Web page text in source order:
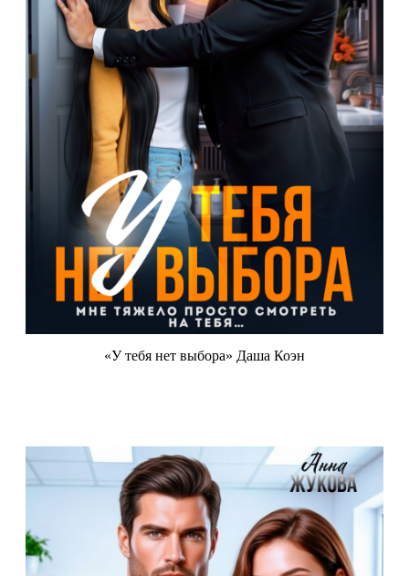
«У тебя нет выбора» Даша Коэн